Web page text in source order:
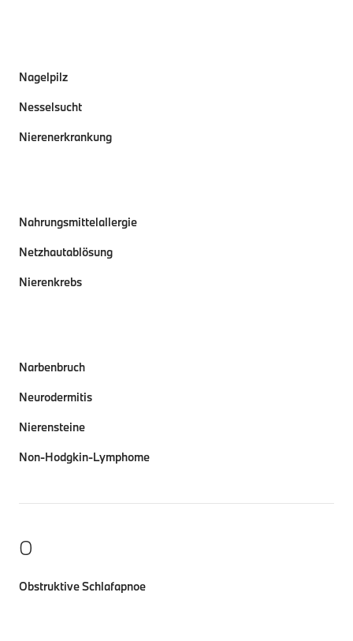
Nagelpilz
Nesselsucht
Nierenerkrankung
Nahrungsmittelallergie
Netzhautablösung
Nierenkrebs
Narbenbruch
Neurodermitis
Nierensteine
Non-Hodgkin-Lymphome
O
Obstruktive Schlafapnoe